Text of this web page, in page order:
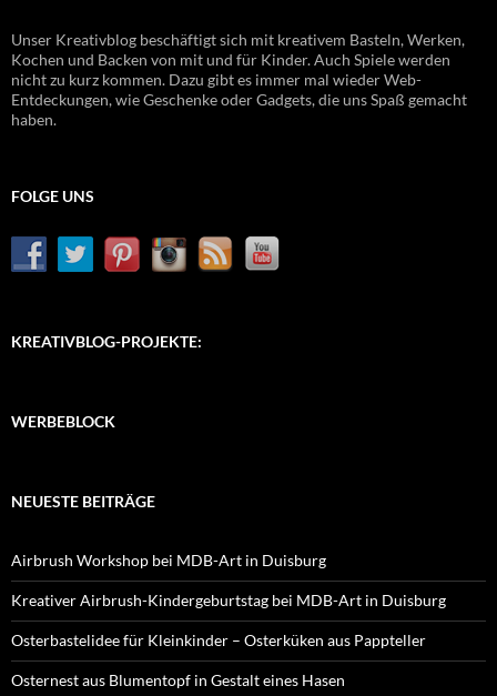
Unser Kreativblog beschäftigt sich mit kreativem Basteln, Werken,
Kochen und Backen von mit und für Kinder. Auch Spiele werden
nicht zu kurz kommen. Dazu gibt es immer mal wieder Web-
Entdeckungen, wie Geschenke oder Gadgets, die uns Spaß gemacht
haben.
FOLGE UNS
KREATIVBLOG-PROJEKTE:
WERBEBLOCK
NEUESTE BEITRÄGE
Airbrush Workshop bei MDB-Art in Duisburg
Kreativer Airbrush-Kindergeburtstag bei MDB-Art in Duisburg
Osterbastelidee für Kleinkinder – Osterküken aus Pappteller
Osternest aus Blumentopf in Gestalt eines Hasen